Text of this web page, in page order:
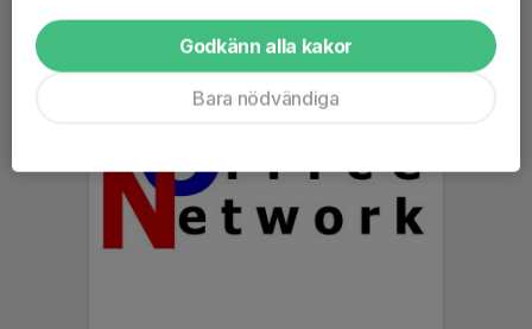
Godkänn alla kakor
Bara nödvändiga